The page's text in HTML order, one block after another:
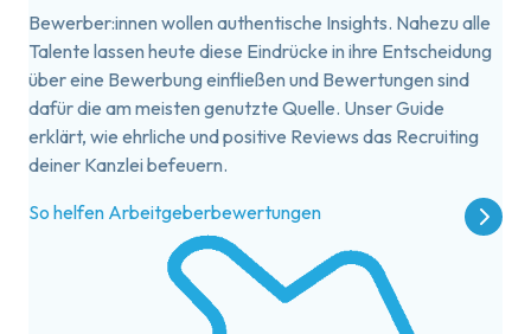
Bewerber:innen wollen authentische Insights. Nahezu alle
Talente lassen heute diese Eindrücke in ihre Entscheidung
über eine Bewerbung einfließen und Bewertungen sind
dafür die am meisten genutzte Quelle. Unser Guide
erklärt, wie ehrliche und positive Reviews das Recruiting
deiner Kanzlei befeuern.
So helfen Arbeitgeberbewertungen